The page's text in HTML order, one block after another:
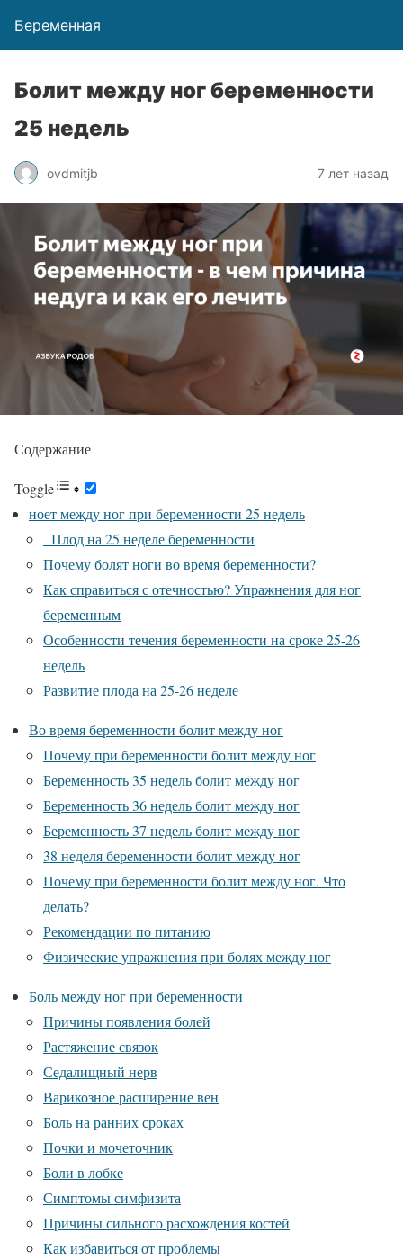
Беременная
Болит между ног беременности
25 недель
ovdmitjb 7 лет назад
Содержание
Toggle
ноет между ног при беременности 25 недель
Плод на 25 неделе беременности
Почему болят ноги во время беременности?
Как справиться с отечностью? Упражнения для ног
беременным
Особенности течения беременности на сроке 25-26
недель
Развитие плода на 25-26 неделе
Во время беременности болит между ног
Почему при беременности болит между ног
Беременность 35 недель болит между ног
Беременность 36 недель болит между ног
Беременность 37 недель болит между ног
38 неделя беременности болит между ног
Почему при беременности болит между ног. Что
делать?
Рекомендации по питанию
Физические упражнения при болях между ног
Боль между ног при беременности
Причины появления болей
Растяжение связок
Седалищный нерв
Варикозное расширение вен
Боль на ранних сроках
Почки и мочеточник
Боли в лобке
Симптомы симфизита
Причины сильного расхождения костей
Как избавиться от проблемы